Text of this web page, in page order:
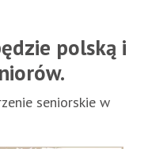
polską i
seniorskie w